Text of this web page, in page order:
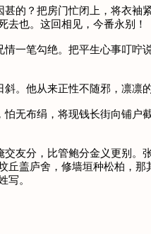
的？把房门忙闭上，将衣袖
去也。这回相见，今番永别！
一笔勾绝。把平生心事叮咛
。他从来正性不随邪，凛凛
无布绢，将现钱长街向铺户
友分，比管鲍分金义更别。
丘盖庐舍，修墙垣种松柏，
写。